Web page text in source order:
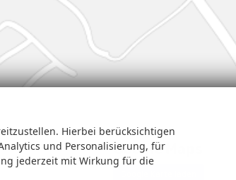
Google Maps
Hierbei berücksichtigen
und Personalisierung, für
jederzeit mit Wirkung für die